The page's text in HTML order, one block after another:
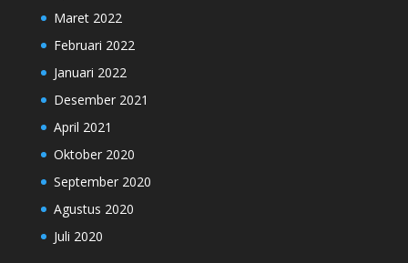
Maret 2022
Februari 2022
Januari 2022
Desember 2021
April 2021
Oktober 2020
September 2020
Agustus 2020
Juli 2020